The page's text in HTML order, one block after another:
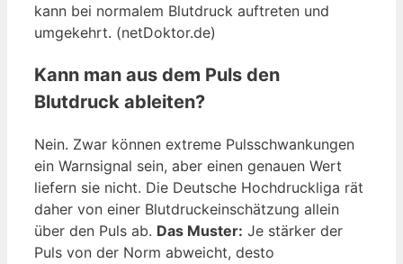
kann bei normalem Blutdruck auftreten und
umgekehrt. (netDoktor.de)
Kann man aus dem Puls den
Blutdruck ableiten?
Nein. Zwar können extreme Pulsschwankungen
ein Warnsignal sein, aber einen genauen Wert
liefern sie nicht. Die Deutsche Hochdruckliga rät
daher von einer Blutdruckeinschätzung allein
über den Puls ab. Das Muster: Je stärker der
Puls von der Norm abweicht, desto